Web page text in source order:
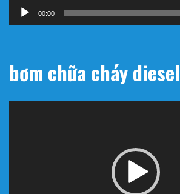
00:00
bơm chữa cháy diesel